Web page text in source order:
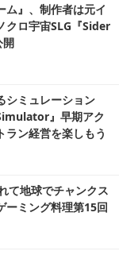
ム』、制作者は元イ
クロ宇宙SLG『Sider
開
シミュレーション
』早期アク
ン経営を楽しもう
て地球でチャンクス
ミング料理第15回